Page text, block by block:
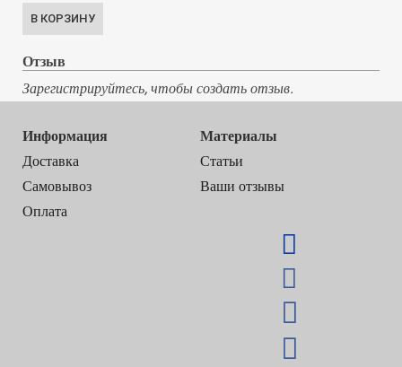
Отзыв
Зарегистрируйтесь, чтобы создать отзыв.
Информация
Доставка
Самовывоз
Оплата
Материалы
Статьи
Ваши отзывы